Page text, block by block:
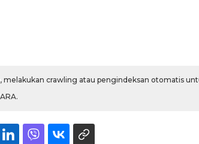
crawling atau pengindeksan otomatis
Bulog